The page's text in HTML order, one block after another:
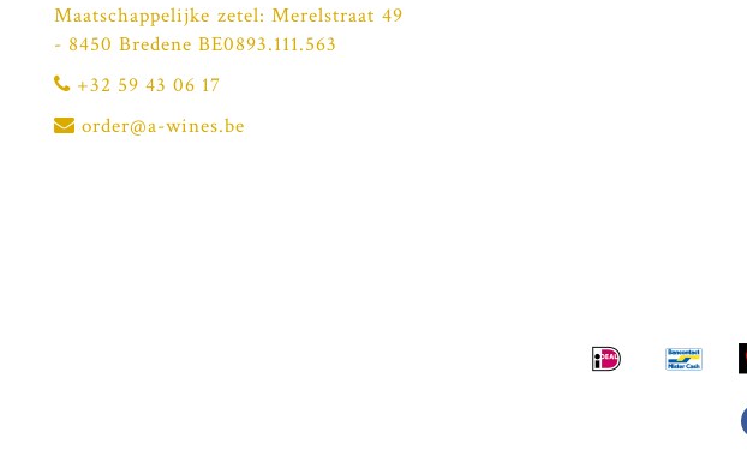
Maatschappelijke zetel: Merelstraat 49
- 8450 Bredene BE0893.111.563
+32 59 43 06 17
order@a-wines.be